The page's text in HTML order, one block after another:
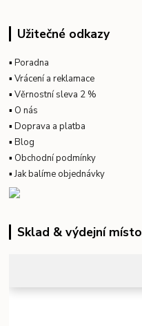
Užitečné odkazy
▪Poradna
▪Vrácení a reklamace
▪Věrnostní sleva 2 %
▪ O nás
▪Doprava a platba
▪Blog
▪ Obchodní podmínky
▪Jak balíme objednávky
Sklad & výdejní místo